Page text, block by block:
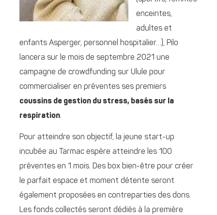
enceintes,
adultes et
enfants Asperger, personnel hospitalier…), Pilo
lancera sur le mois de septembre 2021 une
campagne de crowdfunding sur Ulule pour
commercialiser en préventes ses premiers
coussins de gestion du stress, basés sur la
respiration.
Pour atteindre son objectif, la jeune start-up
incubée au Tarmac espère atteindre les 100
préventes en 1 mois. Des box bien-être pour créer
le parfait espace et moment détente seront
également proposées en contreparties des dons.
Les fonds collectés seront dédiés à la première